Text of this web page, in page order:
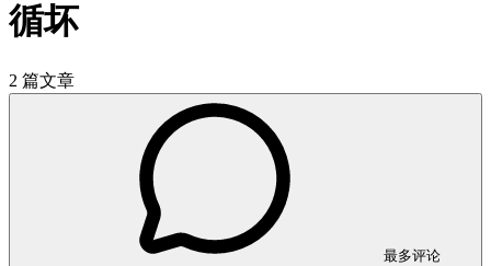
循坏
2 篇文章
最多评论